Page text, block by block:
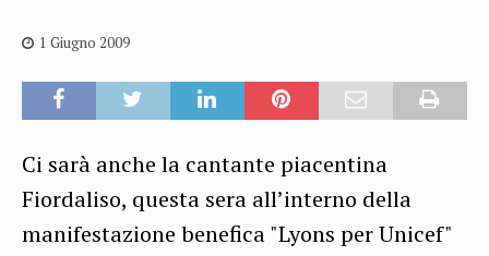
1 Giugno 2009
Ci sarà anche la cantante piacentina
Fiordaliso, questa sera all’interno della
manifestazione benefica "Lyons per Unicef"